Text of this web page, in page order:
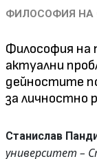
ФИЛОСОФИЯ НА
Философия на
актуални
дейностите
за личностно
Станислав
университет –